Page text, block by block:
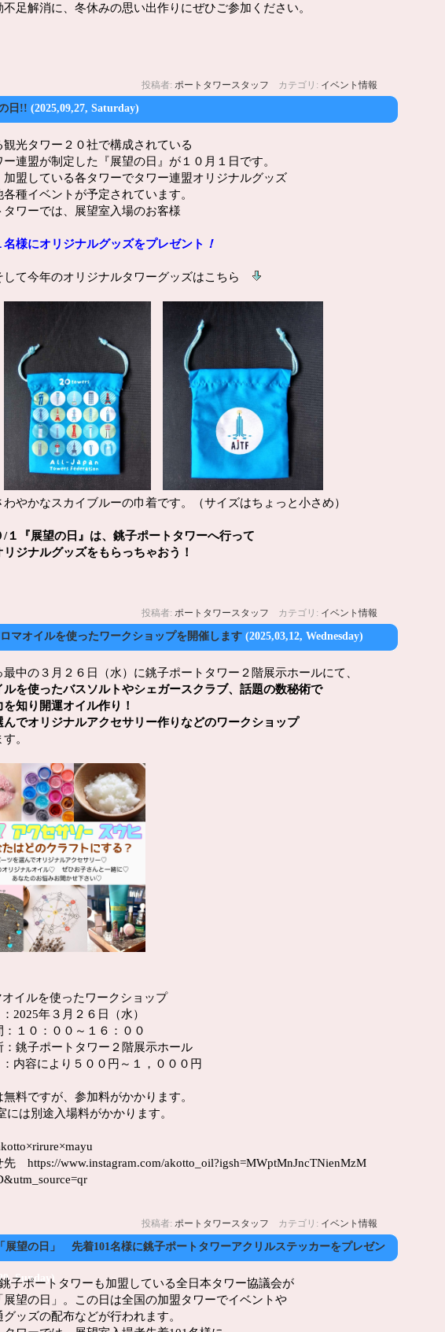
不足解消に、冬休みの思い出作りにぜひご参加ください。
投稿者: ポートタワースタッフ カテゴリ: イベント情報
日!! (2025,09,27, Saturday)
観光タワー２０社で構成されている
連盟が制定した『展望の日』が１０月１日です。
加盟している各タワーでタワー連盟オリジナルグッズ
種イベントが予定されています。
タワーでは、展望室入場のお客様
名様にオリジナルグッズをプレゼント ！
して今年のオリジナルタワーグッズはこちら
なスカイブルーの巾着です。（サイズはちょっと小さめ）
/１『展望の日』は、銚子ポートタワーへ行って
ルグッズをもらっちゃおう！
投稿者: ポートタワースタッフ カテゴリ: イベント情報
マオイルを使ったワークショップを開催します (2025,03,12, Wednesday)
中の３月２６日（水）に銚子ポートタワー２階展示ホールにて、
ルを使ったバスソルトやシェガースクラブ、話題の数秘術で
知り開運オイル作り！
んでオリジナルアクセサリー作りなどのワークショップ
。
オイルを使ったワークショップ
2025年３月２６日（水）
１０：００～１６：００
銚子ポートタワー２階展示ホール
内容により５００円～１，０００円
料ですが、参加料がかかります。
別途入場料がかかります。
https://www.instagram.com/akotto_oil?igsh=MWptMnJncTNienMzM
投稿者: ポートタワースタッフ カテゴリ: イベント情報
展望の日」 先着101名様に銚子ポートタワーアクリルステッカーをプレゼン
Sunday)
子ポートタワーも加盟している全日本タワー協議会が
展望の日」。この日は全国の加盟タワーでイベントや
ッズの配布などが行われます。